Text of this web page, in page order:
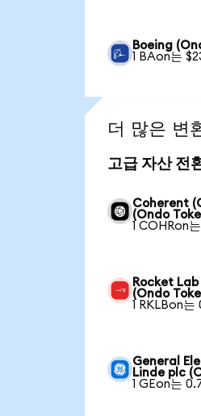
Boeing
1 BAon는
더 많은 변
고급 자산 전
Coherent
(Ondo
1 COHRon
Rocket
(Ondo
1 RKLBon는
General
Linde plc
1 GEon는